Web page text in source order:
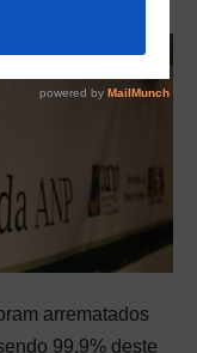
arrematados
99,9% deste